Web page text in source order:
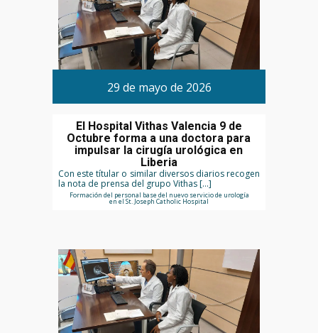
29 de mayo de 2026
El Hospital Vithas Valencia 9 de
Octubre forma a una doctora para
impulsar la cirugía urológica en
Liberia
Con este títular o similar diversos diarios recogen
la nota de prensa del grupo Vithas […]
Formación del personal base del nuevo servicio de urología
en el St. Joseph Catholic Hospital